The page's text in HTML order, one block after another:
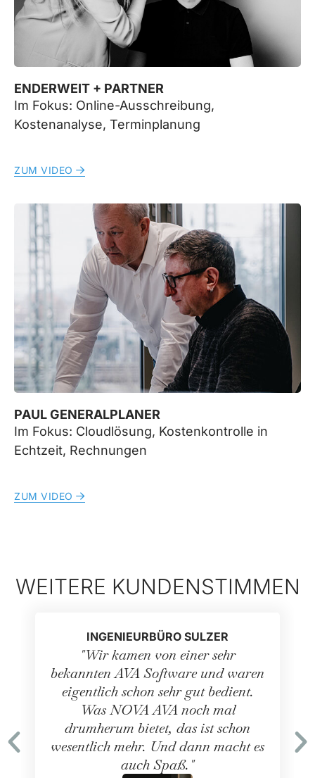
ENDERWEIT + PARTNER
Im Fokus: Online-Ausschreibung,
Kostenanalyse, Terminplanung
ZUM VIDEO
PAUL GENERALPLANER
Im Fokus: Cloudlösung, Kostenkontrolle in
Echtzeit, Rechnungen
ZUM VIDEO
WEITERE KUNDENSTIMMEN
INGENIEURBÜRO SULZER
"Wir kamen von einer sehr
bekannten AVA Software und waren
eigentlich schon sehr gut bedient.
Was NOVA AVA noch mal
drumherum bietet, das ist schon
wesentlich mehr. Und dann macht es
auch Spaß."